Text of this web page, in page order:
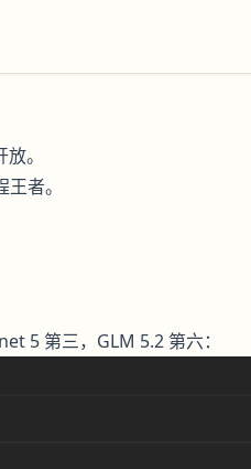
。
者。
5 第三，GLM 5.2 第六：